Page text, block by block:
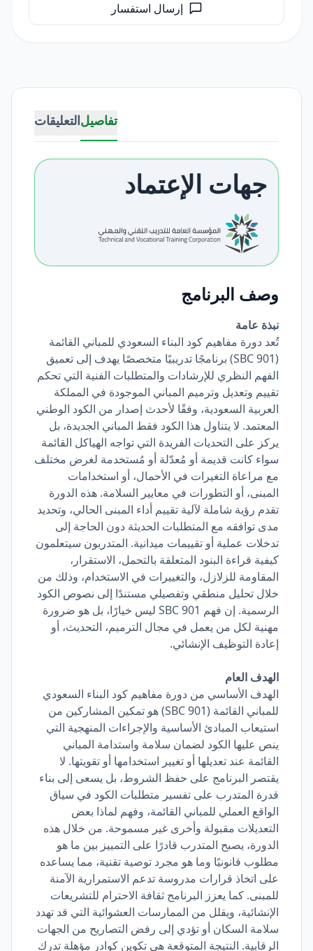
تفاصيلالتعليقات
جهات الإعتماد
وصف البرنامج
نبذة عامة
تُعد دورة مفاهيم كود البناء السعودي للمباني القائمة
(SBC 901) برنامجًا تدريبيًا متخصصًا يهدف إلى تعميق
الفهم النظري للإرشادات والمتطلبات الفنية التي تحكم
تقييم وتعديل وترميم المباني الموجودة في المملكة
العربية السعودية، وفقًا لأحدث إصدار من الكود الوطني
المعتمد. لا يتناول هذا الكود فقط المباني الجديدة، بل
يركز على التحديات الفريدة التي تواجه الهياكل القائمة
سواء كانت قديمة أو مُعدّلة أو مُستخدمة لغرض مختلف
مع مراعاة التغيرات في الأحمال، أو استخدامات
المبنى، أو التطورات في معايير السلامة. هذه الدورة
تقدم رؤية شاملة لآلية تقييم أداء المبنى الحالي، وتحديد
مدى توافقه مع المتطلبات الحديثة دون الحاجة إلى
تدخلات عملية أو تقييمات ميدانية. المتدربون سيتعلمون
كيفية قراءة البنود المتعلقة بالتحمل، الاستقرار،
المقاومة للزلازل، والتغييرات في الاستخدام، وذلك من
خلال تحليل منطقي وتفصيلي مستندًا إلى نصوص الكود
الرسمية. إن فهم SBC 901 ليس خيارًا، بل هو ضرورة
مهنية لكل من يعمل في مجال الترميم، التحديث، أو
إعادة التوظيف الإنشائي.
الهدف العام
الهدف الأساسي من دورة مفاهيم كود البناء السعودي
للمباني القائمة (SBC 901) هو تمكين المشاركين من
استيعاب المبادئ الأساسية والإجراءات المنهجية التي
ينص عليها الكود لضمان سلامة واستدامة المباني
القائمة عند تعديلها أو تغيير استخدامها أو تقويتها. لا
يقتصر البرنامج على حفظ الشروط، بل يسعى إلى بناء
قدرة المتدرب على تفسير متطلبات الكود في سياق
الواقع العملي للمباني القائمة، وفهم لماذا بعض
التعديلات مقبولة وأخرى غير مسموحة. من خلال هذه
الدورة، يصبح المتدرب قادرًا على التمييز بين ما هو
مطلوب قانونيًا وما هو مجرد توصية تقنية، مما يساعده
على اتخاذ قرارات مدروسة تدعم الاستمرارية الآمنة
للمبنى. كما يعزز البرنامج ثقافة الاحترام للتشريعات
الإنشائية، ويقلل من الممارسات العشوائية التي قد تهدد
سلامة السكان أو تؤدي إلى رفض التصاريح من الجهات
الرقابية. النتيجة المتوقعة هي تكوين كوادر مؤهلة تدرك
إرسال استفسار